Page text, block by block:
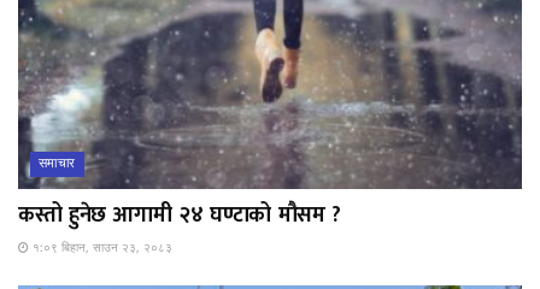
समाचार
कस्तो हुनेछ आगामी २४ घण्टाको मौसम ?
१:०९ बिहान, साउन २३, २०८३